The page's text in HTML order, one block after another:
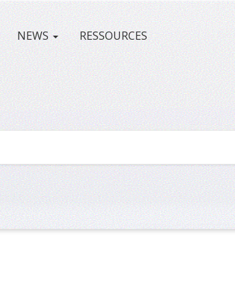
NEWS RESSOURCES